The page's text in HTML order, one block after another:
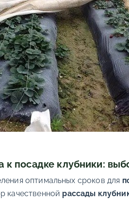
к посадке клубники:
оптимальных сроков для
качественной рассады